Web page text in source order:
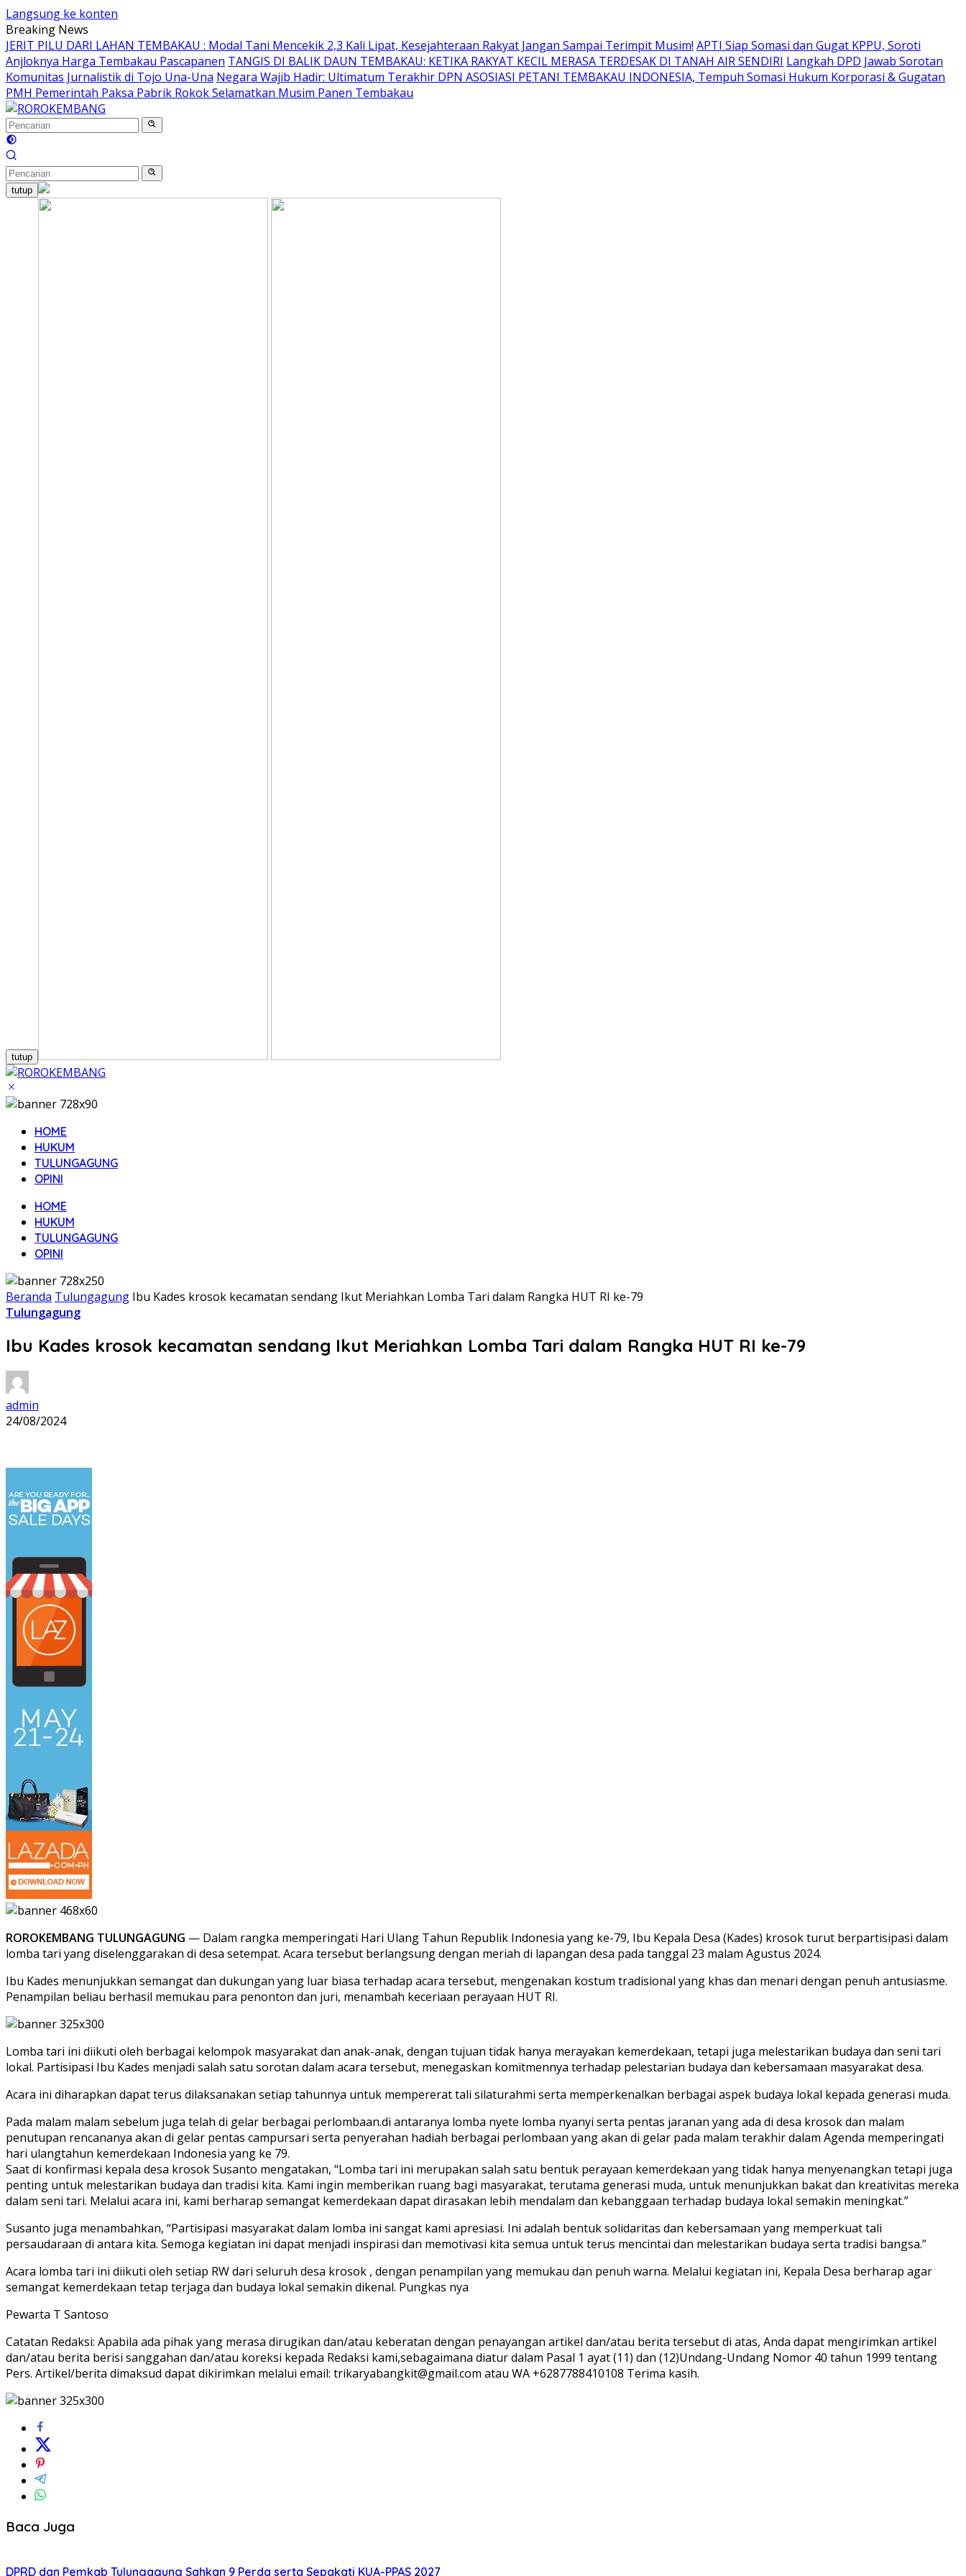
Langsung ke konten
Breaking News
JERIT PILU DARI LAHAN TEMBAKAU ​: Modal Tani Mencekik 2,3 Kali Lipat, Kesejahteraan Rakyat Jangan Sampai Terimpit Musim! APTI Siap Somasi dan Gugat KPPU, Soroti
Anjloknya Harga Tembakau Pascapanen TANGIS DI BALIK DAUN TEMBAKAU: KETIKA RAKYAT KECIL MERASA TERDESAK DI TANAH AIR SENDIRI Langkah DPD Jawab Sorotan
Komunitas Jurnalistik di Tojo Una-Una Negara Wajib Hadir: Ultimatum Terakhir DPN ASOSIASI PETANI TEMBAKAU INDONESIA, Tempuh Somasi Hukum Korporasi & Gugatan
PMH Pemerintah Paksa Pabrik Rokok Selamatkan Musim Panen Tembakau
tutup
tutup
HOME
HUKUM
TULUNGAGUNG
OPINI
HOME
HUKUM
TULUNGAGUNG
OPINI
Beranda Tulungagung Ibu Kades krosok kecamatan sendang Ikut Meriahkan Lomba Tari dalam Rangka HUT RI ke-79
Tulungagung
Ibu Kades krosok kecamatan sendang Ikut Meriahkan Lomba Tari dalam Rangka HUT RI ke-79
admin
24/08/2024
ROROKEMBANG TULUNGAGUNG — Dalam rangka memperingati Hari Ulang Tahun Republik Indonesia yang ke-79, Ibu Kepala Desa (Kades) krosok turut berpartisipasi dalam
lomba tari yang diselenggarakan di desa setempat. Acara tersebut berlangsung dengan meriah di lapangan desa pada tanggal 23 malam Agustus 2024.
Ibu Kades menunjukkan semangat dan dukungan yang luar biasa terhadap acara tersebut, mengenakan kostum tradisional yang khas dan menari dengan penuh antusiasme.
Penampilan beliau berhasil memukau para penonton dan juri, menambah keceriaan perayaan HUT RI.
Lomba tari ini diikuti oleh berbagai kelompok masyarakat dan anak-anak, dengan tujuan tidak hanya merayakan kemerdekaan, tetapi juga melestarikan budaya dan seni tari
lokal. Partisipasi Ibu Kades menjadi salah satu sorotan dalam acara tersebut, menegaskan komitmennya terhadap pelestarian budaya dan kebersamaan masyarakat desa.
Acara ini diharapkan dapat terus dilaksanakan setiap tahunnya untuk mempererat tali silaturahmi serta memperkenalkan berbagai aspek budaya lokal kepada generasi muda.
Pada malam malam sebelum juga telah di gelar berbagai perlombaan.di antaranya lomba nyete lomba nyanyi serta pentas jaranan yang ada di desa krosok dan malam
penutupan rencananya akan di gelar pentas campursari serta penyerahan hadiah berbagai perlombaan yang akan di gelar pada malam terakhir dalam Agenda memperingati
hari ulangtahun kemerdekaan Indonesia yang ke 79.
Saat di konfirmasi kepala desa krosok Susanto mengatakan, “Lomba tari ini merupakan salah satu bentuk perayaan kemerdekaan yang tidak hanya menyenangkan tetapi juga
penting untuk melestarikan budaya dan tradisi kita. Kami ingin memberikan ruang bagi masyarakat, terutama generasi muda, untuk menunjukkan bakat dan kreativitas mereka
dalam seni tari. Melalui acara ini, kami berharap semangat kemerdekaan dapat dirasakan lebih mendalam dan kebanggaan terhadap budaya lokal semakin meningkat.”
Susanto juga menambahkan, “Partisipasi masyarakat dalam lomba ini sangat kami apresiasi. Ini adalah bentuk solidaritas dan kebersamaan yang memperkuat tali
persaudaraan di antara kita. Semoga kegiatan ini dapat menjadi inspirasi dan memotivasi kita semua untuk terus mencintai dan melestarikan budaya serta tradisi bangsa.”
Acara lomba tari ini diikuti oleh setiap RW dari seluruh desa krosok , dengan penampilan yang memukau dan penuh warna. Melalui kegiatan ini, Kepala Desa berharap agar
semangat kemerdekaan tetap terjaga dan budaya lokal semakin dikenal. Pungkas nya
Pewarta T Santoso
Catatan Redaksi: Apabila ada pihak yang merasa dirugikan dan/atau keberatan dengan penayangan artikel dan/atau berita tersebut di atas, Anda dapat mengirimkan artikel
dan/atau berita berisi sanggahan dan/atau koreksi kepada Redaksi kami,sebagaimana diatur dalam Pasal 1 ayat (11) dan (12)Undang-Undang Nomor 40 tahun 1999 tentang
Pers. Artikel/berita dimaksud dapat dikirimkan melalui email: trikaryabangkit@gmail.com atau WA +6287788410108 Terima kasih.
Baca Juga
DPRD dan Pemkab Tulungagung Sahkan 9 Perda serta Sepakati KUA-PPAS 2027